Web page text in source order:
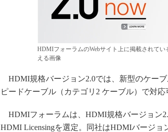
HDMIフォーラムのWebサイト上に掲載されて
える画像
HDMI規格バージョン2.0では、新型のケー
ピードケーブル（カテゴリ2 ケーブル）で対応
HDMIフォーラムは、HDMI規格バージョン
HDMI Licensingを選定。同社はHDMIバージョ